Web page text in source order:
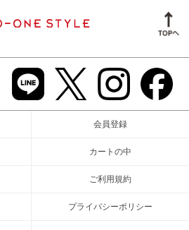
会員登録
カートの中
ご利用規約
プライバシーポリシー